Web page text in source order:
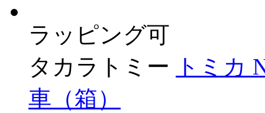
ラッピング可
タカラトミー
トミカ
車（箱）